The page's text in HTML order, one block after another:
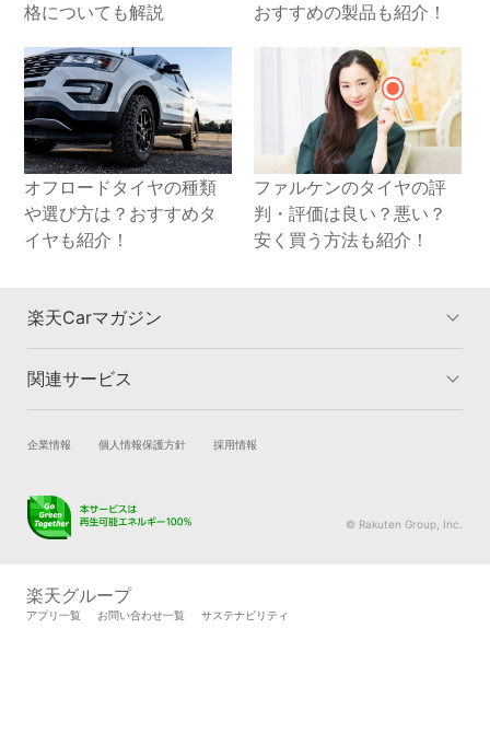
格についても解説
おすすめの製品も紹介！
オフロードタイヤの種類
や選び方は？おすすめタ
イヤも紹介！
ファルケンのタイヤの評
判・評価は良い？悪い？
安く買う方法も紹介！
楽天Carマガジン
楽天Carマガジントップ
洗車・コーティングのカテゴリー
車検のカテゴリー
車買取のカテゴリー
タイヤ交換のカテゴリー
車購入のカテゴリー
関連サービス
試乗・商談
新車購入
キズ修理予約
メンテナンス管理
自動車カタログ
自動車保険
企業情報 個人情報保護方針 採用情報
© Rakuten Group, Inc.
楽天グループ
アプリ一覧 お問い合わせ一覧 サステナビリティ